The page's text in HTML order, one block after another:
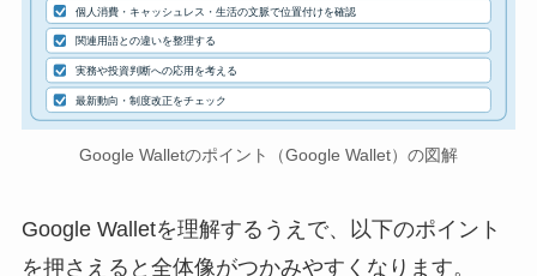
個人消費・キャッシュレス・生活の文脈で位置付けを確認
関連用語との違いを整理する
実務や投資判断への応用を考える
最新動向・制度改正をチェック
Google Walletのポイント（Google Wallet）の図解
Google Walletを理解するうえで、以下のポイント
を押さえると全体像がつかみやすくなります。